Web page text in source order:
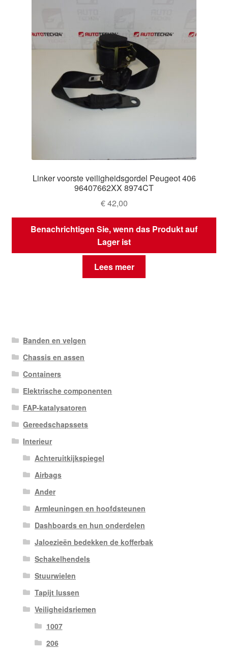
Linker voorste veiligheidsgordel Peugeot 406
96407662XX 8974CT
€42,00
Benachrichtigen Sie, wenn das Produkt auf
Lager ist
Lees meer
Banden en velgen
Chassis en assen
Containers
Elektrische componenten
FAP-katalysatoren
Gereedschapssets
Interieur
Achteruitkijkspiegel
Airbags
Ander
Armleuningen en hoofdsteunen
Dashboards en hun onderdelen
Jaloezieën bedekken de kofferbak
Schakelhendels
Stuurwielen
Tapijt lussen
Veiligheidsriemen
1007
206